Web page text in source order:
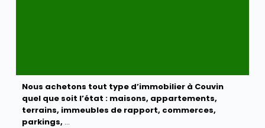
Nous achetons tout type d’immobilier à Couvin
quel que soit l’état : maisons, appartements,
terrains, immeubles de rapport, commerces,
parkings, …